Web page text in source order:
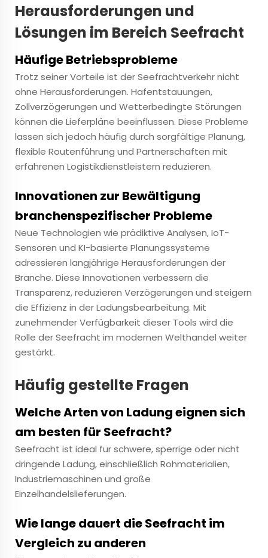
Herausforderungen und
Lösungen im Bereich Seefracht
Häufige Betriebsprobleme
Trotz seiner Vorteile ist der Seefrachtverkehr nicht
ohne Herausforderungen. Hafentstauungen,
Zollverzögerungen und Wetterbedingte Störungen
können die Lieferpläne beeinflussen. Diese Probleme
lassen sich jedoch häufig durch sorgfältige Planung,
flexible Routenführung und Partnerschaften mit
erfahrenen Logistikdienstleistern reduzieren.
Innovationen zur Bewältigung
branchenspezifischer Probleme
Neue Technologien wie prädiktive Analysen, IoT-
Sensoren und KI-basierte Planungssysteme
adressieren langjährige Herausforderungen der
Branche. Diese Innovationen verbessern die
Transparenz, reduzieren Verzögerungen und steigern
die Effizienz in der Ladungsbearbeitung. Mit
zunehmender Verfügbarkeit dieser Tools wird die
Rolle der Seefracht im modernen Welthandel weiter
gestärkt.
Häufig gestellte Fragen
Welche Arten von Ladung eignen sich
am besten für Seefracht?
Seefracht ist ideal für schwere, sperrige oder nicht
dringende Ladung, einschließlich Rohmaterialien,
Industriemaschinen und große
Einzelhandelslieferungen.
Wie lange dauert die Seefracht im
Vergleich zu anderen